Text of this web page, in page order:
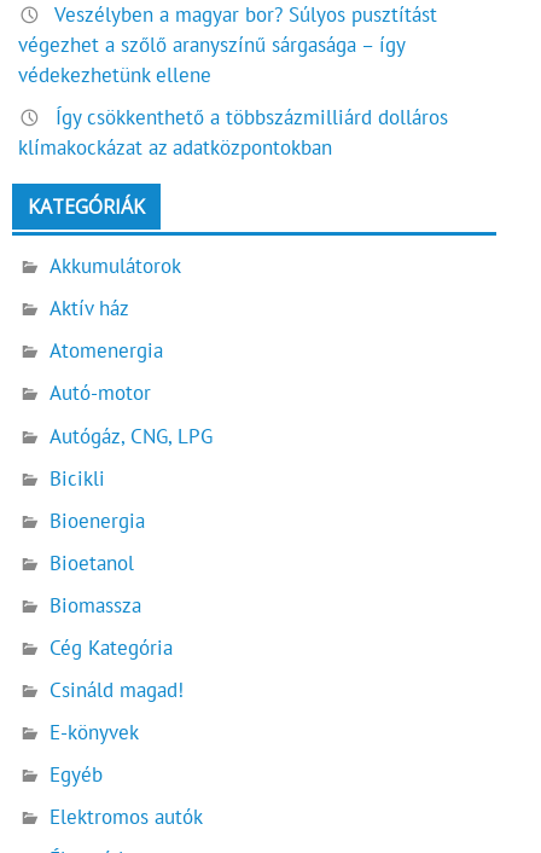
Veszélyben a magyar bor? Súlyos pusztítást
végezhet a szőlő aranyszínű sárgasága – így
védekezhetünk ellene
Így csökkenthető a többszázmilliárd dolláros
klímakockázat az adatközpontokban
KATEGÓRIÁK
Akkumulátorok
Aktív ház
Atomenergia
Autó-motor
Autógáz, CNG, LPG
Bicikli
Bioenergia
Bioetanol
Biomassza
Cég Kategória
Csináld magad!
E-könyvek
Egyéb
Elektromos autók